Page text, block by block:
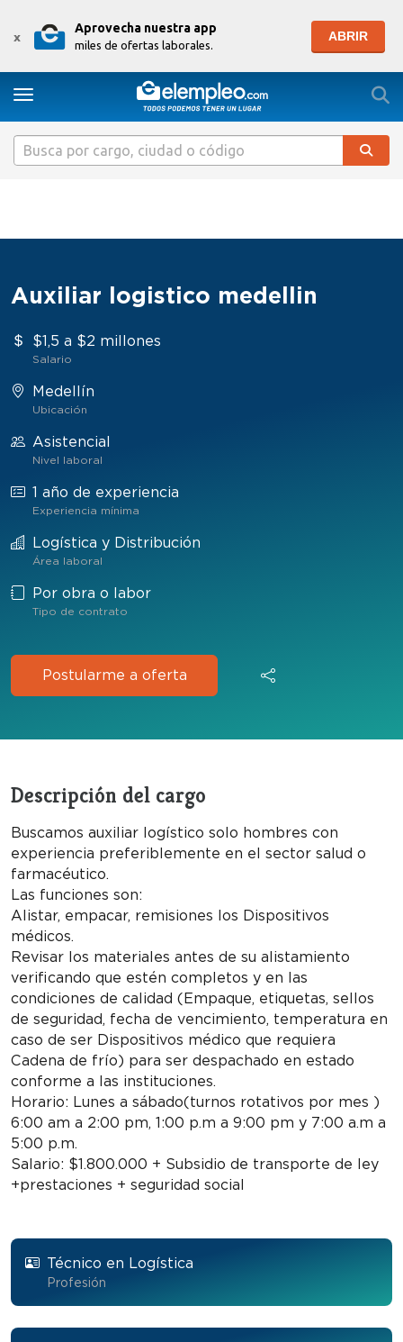
x
Aprovecha nuestra app
miles de ofertas laborales.
ABRIR
Toggle navigation
Auxiliar logistico medellin
$1,5 a $2 millones
Salario
Medellín
Ubicación
Asistencial
Nivel laboral
1 año de experiencia
Experiencia mínima
Logística y Distribución
Área laboral
Por obra o labor
Tipo de contrato
Postularme a oferta
Descripción del cargo
Buscamos auxiliar logístico solo hombres con
experiencia preferiblemente en el sector salud o
farmacéutico.
Las funciones son:
Alistar, empacar, remisiones los Dispositivos
médicos.
Revisar los materiales antes de su alistamiento
verificando que estén completos y en las
condiciones de calidad (Empaque, etiquetas, sellos
de seguridad, fecha de vencimiento, temperatura en
caso de ser Dispositivos médico que requiera
Cadena de frío) para ser despachado en estado
conforme a las instituciones.
Horario: Lunes a sábado(turnos rotativos por mes )
6:00 am a 2:00 pm, 1:00 p.m a 9:00 pm y 7:00 a.m a
5:00 p.m.
Salario: $1.800.000 + Subsidio de transporte de ley
+prestaciones + seguridad social
Técnico en Logística
Profesión